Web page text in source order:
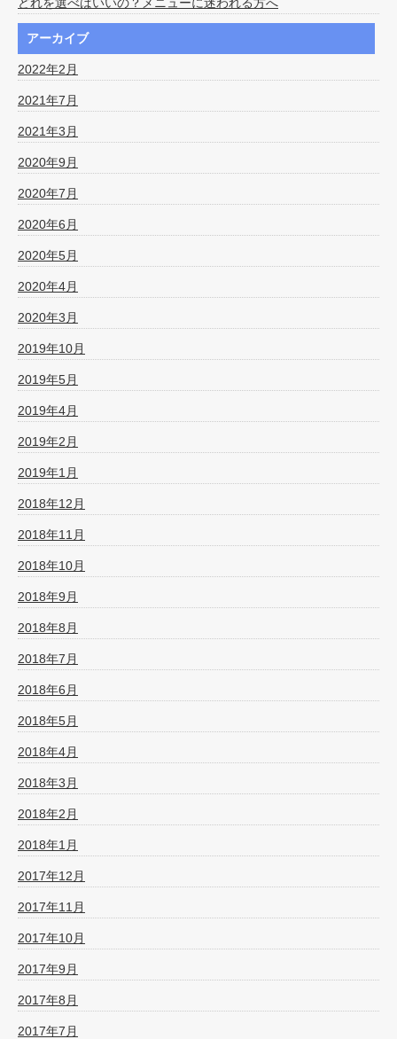
アーカイブ
2022年2月
2021年7月
2021年3月
2020年9月
2020年7月
2020年6月
2020年5月
2020年4月
2020年3月
2019年10月
2019年5月
2019年4月
2019年2月
2019年1月
2018年12月
2018年11月
2018年10月
2018年9月
2018年8月
2018年7月
2018年6月
2018年5月
2018年4月
2018年3月
2018年2月
2018年1月
2017年12月
2017年11月
2017年10月
2017年9月
2017年8月
2017年7月